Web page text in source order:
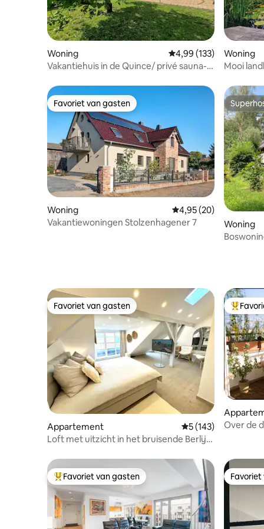
Woning Gemiddelde
4,99 (133)
Vakantiehuis in de Quince/ privé sauna-in
Woning
Mooi
Favoriet van gasten
Favoriet van gasten
Woning Gemiddelde
4,95 (20)
Vakantiewoningen Stolzenhagener 7
Woning
Favoriet van gasten
Favoriet van gasten
Appartement Gemiddelde
5 (143)
Loft met uitzicht in het bruisende Berlijn
Over de
Topfavoriet van gasten
Favoriet van gasten